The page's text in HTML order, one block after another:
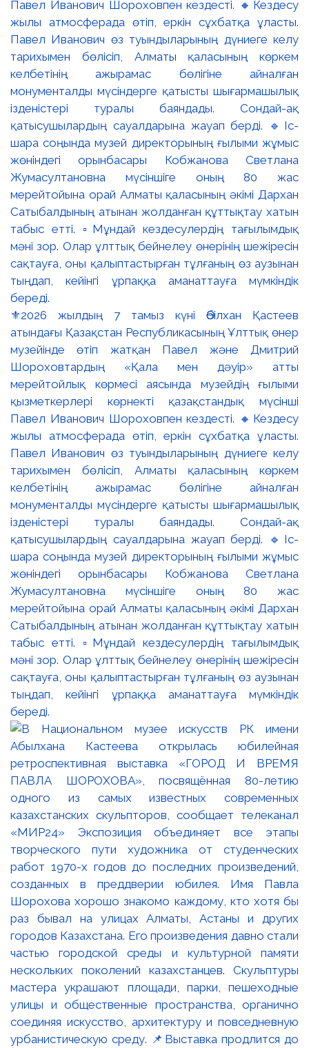
⚜️2026 жылдың 7 тамыз күні Әбілхан Қастеев
атындағы Қазақстан Республикасының Ұлттық өнер
музейінде өтіп жатқан Павел және Дмитрий
Шороховтардың «Қала мен дәуір» атты
мерейтойлық көрмесі аясында музейдің ғылыми
қызметкерлері көрнекті қазақстандық мүсінші
Павел Иванович Шороховпен кездесті. 🔸Кездесу
жылы атмосферада өтіп, еркін сұхбатқа ұласты.
Павел Иванович өз туындыларының дүниеге келу
тарихымен бөлісіп, Алматы қаласының көркем
келбетінің ажырамас бөлігіне айналған
монументалды мүсіндерге қатысты шығармашылық
ізденістері туралы баяндады. Сондай-ақ
қатысушылардың сауалдарына жауап берді. 🔹Іс-
шара соңында музей директорының ғылыми жұмыс
жөніндегі орынбасары Кобжанова Светлана
Жумасултановна мүсіншіге оның 80 жас
мерейтойына орай Алматы қаласының әкімі Дархан
Сатыбалдының атынан жолданған құттықтау хатын
табыс етті. ▫️Мұндай кездесулердің тағылымдық
мәні зор. Олар ұлттық бейнелеу өнерінің шежіресін
сақтауға, оны қалыптастырған тұлғаның өз аузынан
тыңдап, кейінгі ұрпаққа аманаттауға мүмкіндік
береді.